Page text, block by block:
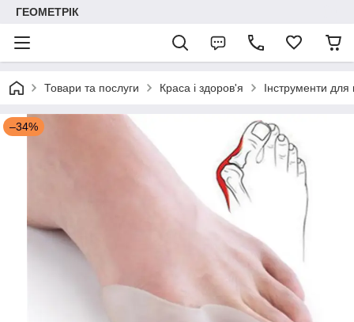
ГЕОМЕТРІК
Товари та послуги Краса і здоров'я Інструменти
–34%